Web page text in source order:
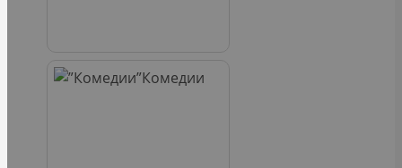
Комедии